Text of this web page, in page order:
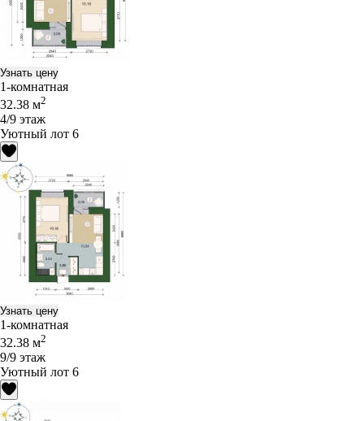
Узнать цену
1-комнатная
32.38 м2
4/9 этаж
Уютный лот 6
Узнать цену
1-комнатная
32.38 м2
9/9 этаж
Уютный лот 6